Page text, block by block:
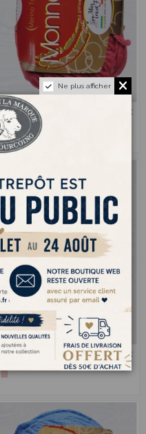
Monnalisa 17 - Pelote de
laine Rose indien
2,40 €
Monnalisa 18 - Pelote de
2,40 €
Ne plus afficher